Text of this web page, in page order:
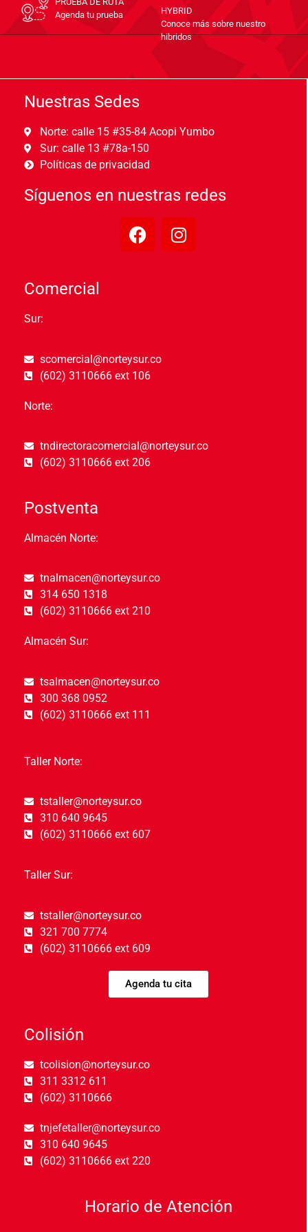
Agenda tu prueba
HYBRID
Conoce más sobre nuestro
hibridos
Nuestras Sedes
Norte: calle 15 #35-84 Acopi Yumbo
Sur: calle 13 #78a-150
Políticas de privacidad
Síguenos en nuestras redes
Comercial
Sur:
scomercial@norteysur.co
(602) 3110666 ext 106
Norte:
tndirectoracomercial@norteysur.co
(602) 3110666 ext 206
Postventa
Almacén Norte:
tnalmacen@norteysur.co
314 650 1318
(602) 3110666 ext 210
Almacén Sur:
tsalmacen@norteysur.co
300 368 0952
(602) 3110666 ext 111
Taller Norte:
tstaller@norteysur.co
310 640 9645
(602) 3110666 ext 607
Taller Sur:
tstaller@norteysur.co
321 700 7774
(602) 3110666 ext 609
Agenda tu cita
Colisión
tcolision@norteysur.co
311 3312 611
(602) 3110666
tnjefetaller@norteysur.co
310 640 9645
(602) 3110666 ext 220
Horario de Atención